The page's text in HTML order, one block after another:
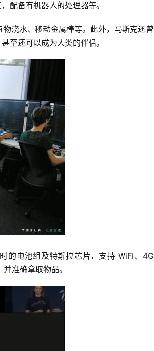
配备有机器人的处理器等。
浇水、移动金属棒等。此外，马斯克还曾
至还可以成为人类的伴侣。
的电池组及特斯拉芯片，支持 WiFi、4G
准确拿取物品。